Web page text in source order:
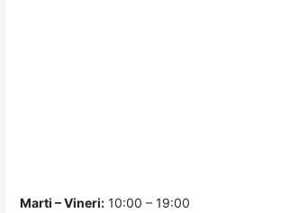
Marti – Vineri: 10:00 – 19:00